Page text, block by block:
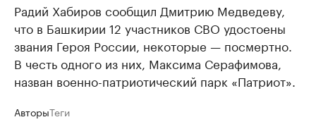
Радий Хабиров сообщил Дмитрию Медведеву,
что в Башкирии 12 участников СВО удостоены
звания Героя России, некоторые — посмертно.
В честь одного из них, Максима Серафимова,
назван военно-патриотический парк «Патриот».
АвторыТеги